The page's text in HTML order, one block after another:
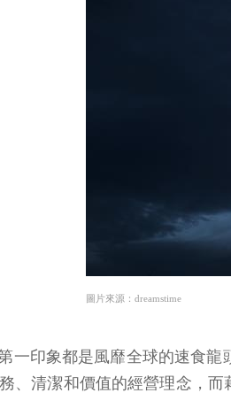
圖片來源：dreamstime
一印象都是風靡全球的速食
、清潔和價值的經營理念，